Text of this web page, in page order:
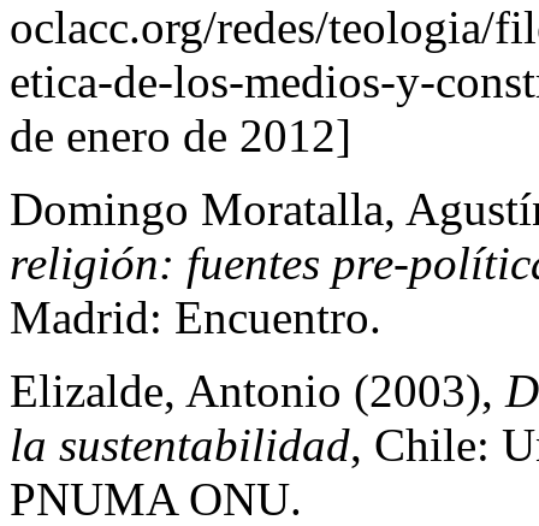
oclacc.org/redes/teologia/
etica-de-los-medios-y-
de enero de 2012]
Domingo Moratalla,
religión: fuentes pre-
Madrid: Encuentro.
Elizalde, Antonio (2003),
la sustentabilidad, Chile:
PNUMA ONU.